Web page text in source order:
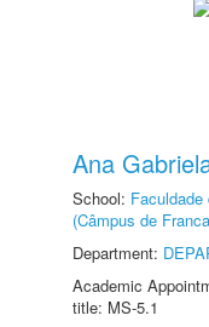
Ana
School:
(Câmpus de
Department:
Academic
title: MS-5.1